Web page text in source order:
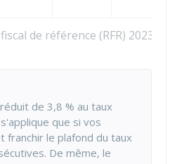
de référence (RFR) 2023 du
de 3,8 % au taux
que si vos
franchir le plafond du taux
De même, le